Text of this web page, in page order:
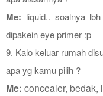
Me: liquid.. soalnya
dipakein eye primer :p
9. Kalo keluar rumah
apa yg kamu pilih ?
Me: concealer, bedak,